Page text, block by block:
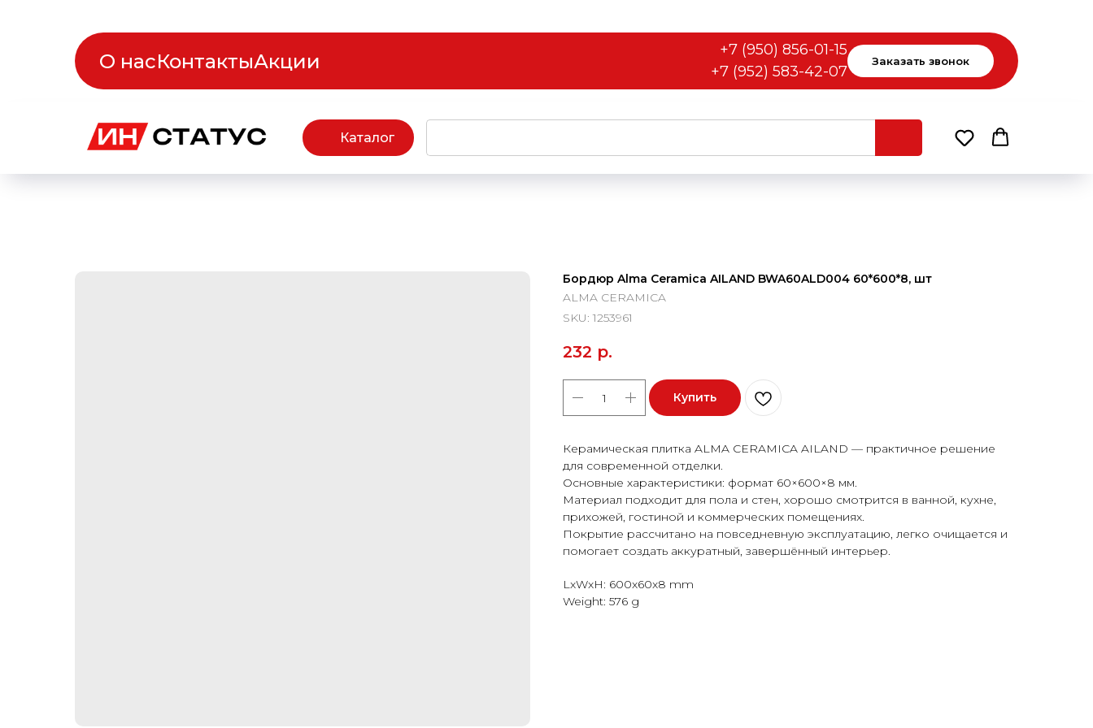
О насКонтактыАкции
+7 (950) 856-01-15
+7 (952) 583-42-07
Заказать звонок
Каталог
Бордюр Alma Ceramica AILAND BWA60ALD004 60*600*8, шт
ALMA CERAMICA
SKU: 1253961
232 р.
Купить
Керамическая плитка ALMA CERAMICA AILAND — практичное решение
для современной отделки.
Основные характеристики: формат 60×600×8 мм.
Материал подходит для пола и стен, хорошо смотрится в ванной, кухне,
прихожей, гостиной и коммерческих помещениях.
Покрытие рассчитано на повседневную эксплуатацию, легко очищается и
помогает создать аккуратный, завершённый интерьер.
LxWxH: 600x60x8 mm
Weight: 576 g